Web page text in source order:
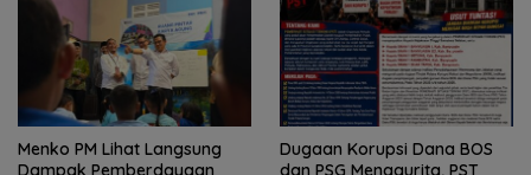
Menko PM Lihat Langsung
Dugaan Korupsi Dana BOS